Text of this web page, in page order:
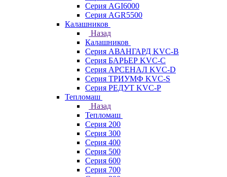
Серия AGI6000
Серия AGR5500
Калашников
Назад
Калашников
Серия АВАНГАРД KVC-B
Серия БАРЬЕР KVC-C
Серия АРСЕНАЛ KVC-D
Серия ТРИУМФ KVC-S
Серия РЕДУТ KVC-P
Тепломаш
Назад
Тепломаш
Серия 200
Серия 300
Серия 400
Серия 500
Серия 600
Серия 700